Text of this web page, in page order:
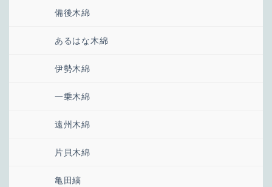
備後木綿
あるはな木綿
伊勢木綿
一乗木綿
遠州木綿
片貝木綿
亀田縞